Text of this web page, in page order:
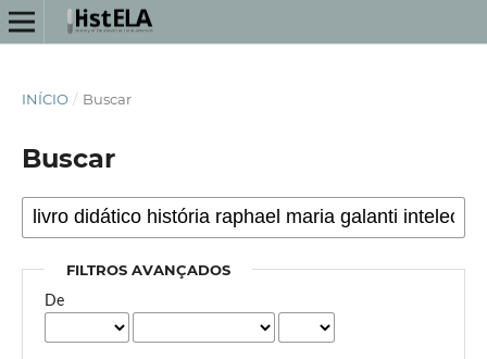
INÍCIO / Buscar
Buscar
FILTROS AVANÇADOS
De